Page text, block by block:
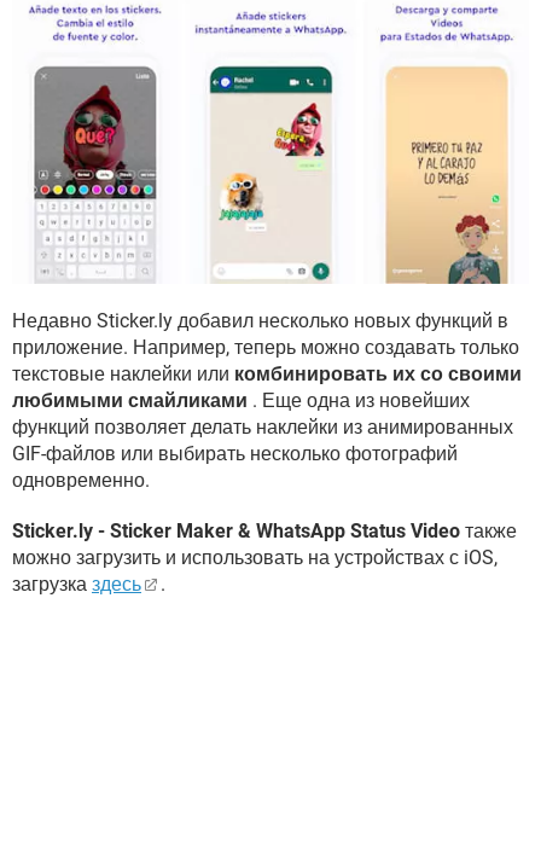
Недавно Sticker.ly добавил несколько новых функций в
приложение. Например, теперь можно создавать только
текстовые наклейки или комбинировать их со своими
любимыми смайликами . Еще одна из новейших
функций позволяет делать наклейки из анимированных
GIF-файлов или выбирать несколько фотографий
одновременно.
Sticker.ly - Sticker Maker & WhatsApp Status Video также
можно загрузить и использовать на устройствах с iOS,
загрузка здесь .